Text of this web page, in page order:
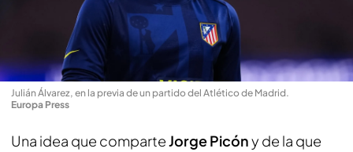
Julián Álvarez, en la previa de un partido del Atlético de Madrid.
Europa Press
Una idea que comparteJorge Picóny de la que